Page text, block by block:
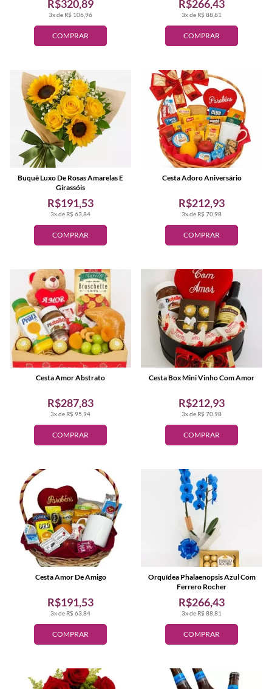
COMPRAR
3x de R$ 106,96
R$320,89
COMPRAR
3x de R$ 88,81
R$266,43
COMPRAR
3x de R$ 63,84
R$191,53
Buquê Luxo De Rosas Amarelas E
Girassóis
COMPRAR
3x de R$ 70,98
R$212,93
Cesta Adoro Aniversário
COMPRAR
3x de R$ 95,94
R$287,83
Cesta Amor Abstrato
COMPRAR
3x de R$ 70,98
R$212,93
Cesta Box Mini Vinho Com Amor
COMPRAR
3x de R$ 63,84
R$191,53
Cesta Amor De Amigo
COMPRAR
3x de R$ 88,81
R$266,43
Orquídea Phalaenopsis Azul Com
Ferrero Rocher